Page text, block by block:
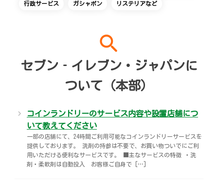
チケット
スポーツ振興くじ
保険
学び・教育
各種料金のお支払い
クリーニング俱楽部（店舗限定）
宅配ロッカー（店舗限定）
自転車シェアリング（店舗限定）
モバイルバッテリーシェアリング（店舗限定）
ソフトバンクギフト
CNプレイガイド
タワーレコード
セブン-イレブンの横顔
セブン-イレブン徹底解剖
セブン-イレブンの歴史
サステナビリティニュース
行政サービス ガシャポン リステリアなど
search
セブン‐イレブン・ジャパンに
ついて（本部）
コインランドリーのサービス内容や設置店舗につ
いて教えてください
一部の店舗にて、24時間ご利用可能なコインランドリーサービスを
提供しております。 洗剤の持参は不要で、お買い物ついでにご利
用いただける便利なサービスです。 ■主なサービスの特徴 ・洗
剤・柔軟剤は自動投入 お客様ご自身で […]